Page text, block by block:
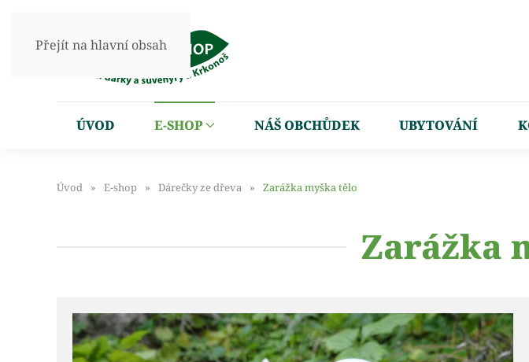
Přejít na hlavní obsah
ÚVOD E-SHOP NÁŠ OBCHŮDEK UBYTOVÁNÍ
Úvod E-shop Dárečky ze dřeva Zarážka myška tělo
Zarážka